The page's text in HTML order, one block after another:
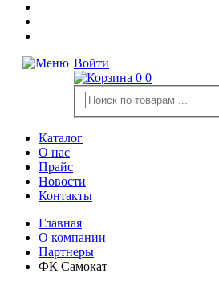
Войти
0 0
Каталог
О нас
Прайс
Новости
Контакты
Главная
О компании
Партнеры
ФК Самокат